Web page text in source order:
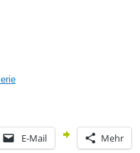
E-Mail Mehr